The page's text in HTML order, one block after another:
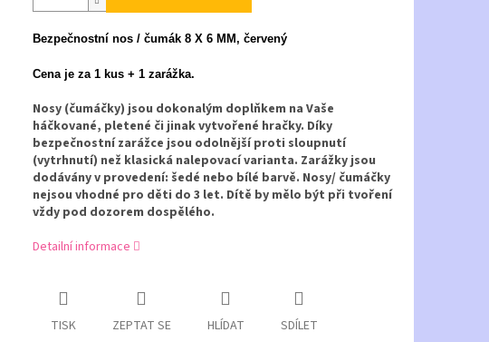
Bezpečnostní nos / čumák 8 X 6 MM, červený
Cena je za 1 kus + 1 zarážka.
Nosy (čumáčky) jsou dokonalým doplňkem na Vaše
háčkované, pletené či jinak vytvořené hračky. Díky
bezpečnostní zarážce jsou odolnější proti sloupnutí
(vytrhnutí) než klasická nalepovací varianta. Zarážky jsou
dodávány v provedení: šedé nebo bílé barvě. Nosy/ čumáčky
nejsou vhodné pro děti do 3 let. Dítě by mělo být při tvoření
vždy pod dozorem dospělého.
Detailní informace
TISK ZEPTAT SE HLÍDAT SDÍLET